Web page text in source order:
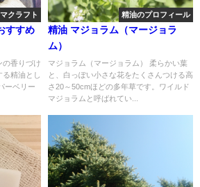
クラフト
すすめ
の香りづけ
る精油とし
ーベリー
精油のプロフィール
精油 マジョラム（マージョラ
ム）
マジョラム（マージョラム） 柔らかい葉
と、白っぽい小さな花をたくさんつける高
さ20～50cmほどの多年草です。ワイルド
マジョラムと呼ばれてい...